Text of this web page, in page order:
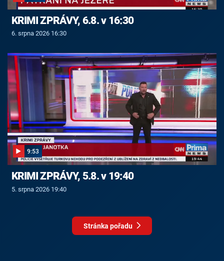
KRIMI ZPRÁVY, 6.8. v 16:30
6. srpna 2026 16:30
9:53
KRIMI ZPRÁVY, 5.8. v 19:40
5. srpna 2026 19:40
Stránka pořadu